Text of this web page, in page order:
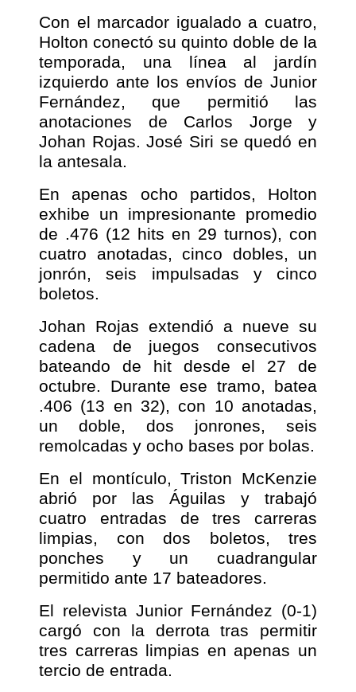
Con el marcador igualado a cuatro,
Holton conectó su quinto doble de la
temporada, una línea al jardín
izquierdo ante los envíos de Junior
Fernández, que permitió las
anotaciones de Carlos Jorge y
Johan Rojas. José Siri se quedó en
la antesala.
En apenas ocho partidos, Holton
exhibe un impresionante promedio
de .476 (12 hits en 29 turnos), con
cuatro anotadas, cinco dobles, un
jonrón, seis impulsadas y cinco
boletos.
Johan Rojas extendió a nueve su
cadena de juegos consecutivos
bateando de hit desde el 27 de
octubre. Durante ese tramo, batea
.406 (13 en 32), con 10 anotadas,
un doble, dos jonrones, seis
remolcadas y ocho bases por bolas.
En el montículo, Triston McKenzie
abrió por las Águilas y trabajó
cuatro entradas de tres carreras
limpias, con dos boletos, tres
ponches y un cuadrangular
permitido ante 17 bateadores.
El relevista Junior Fernández (0-1)
cargó con la derrota tras permitir
tres carreras limpias en apenas un
tercio de entrada.